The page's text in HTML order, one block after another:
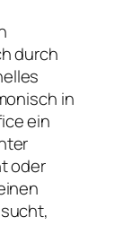
durch
in
ein
oder